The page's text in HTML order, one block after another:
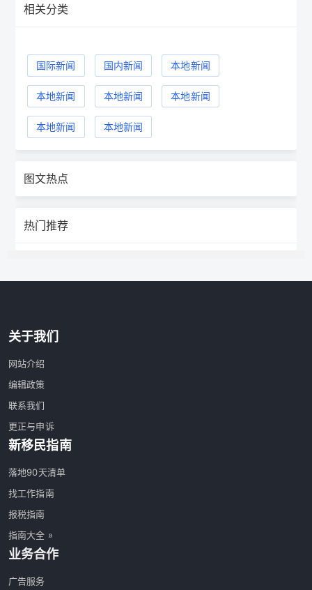
相关分类
国际新闻 国内新闻 本地新闻
本地新闻 本地新闻 本地新闻
本地新闻 本地新闻
图文热点
热门推荐
关于我们
网站介绍
编辑政策
联系我们
更正与申诉
新移民指南
落地90天清单
找工作指南
报税指南
指南大全 »
业务合作
广告服务